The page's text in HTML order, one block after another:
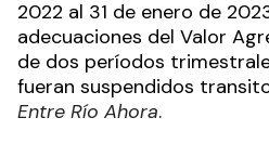
2022 al 31 de enero de
adecuaciones del Valor
de dos períodos
fueran suspendidos
Entre Río Ahora.